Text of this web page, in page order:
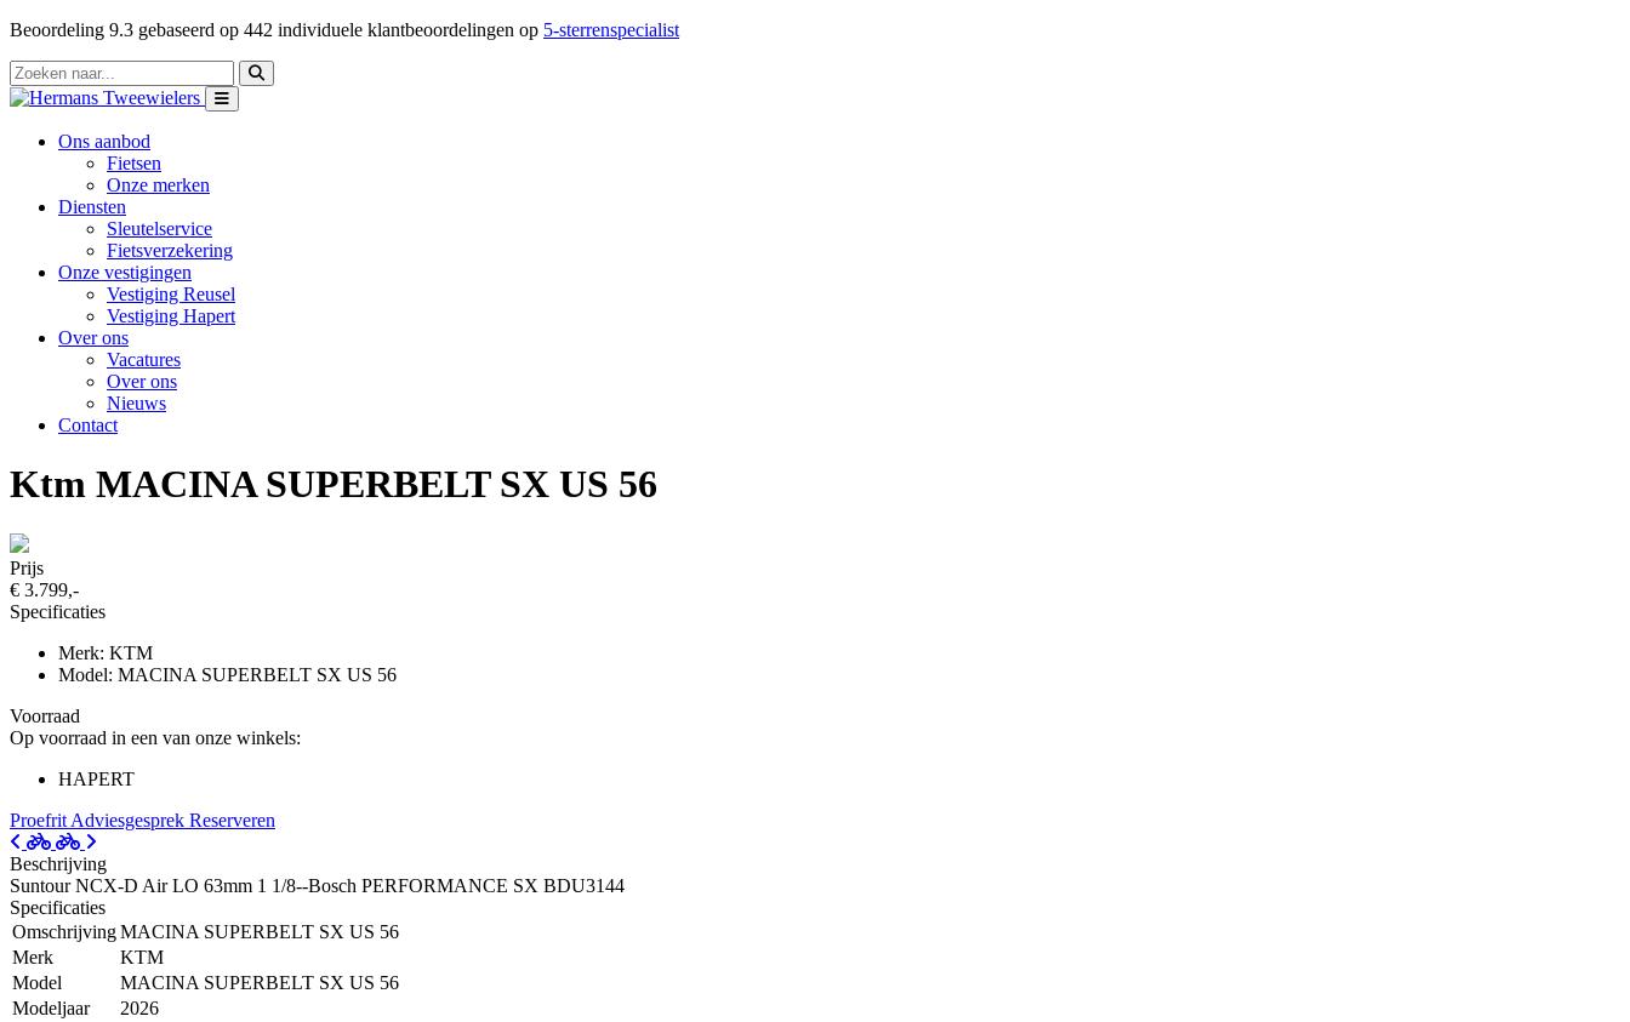
Beoordeling 9.3 gebaseerd op 442 individuele klantbeoordelingen op 5-sterrenspecialist
Ons aanbod
Fietsen
Onze merken
Diensten
Sleutelservice
Fietsverzekering
Onze vestigingen
Vestiging Reusel
Vestiging Hapert
Over ons
Vacatures
Over ons
Nieuws
Contact
Ktm MACINA SUPERBELT SX US 56
Prijs
€ 3.799,-
Specificaties
Merk: KTM
Model: MACINA SUPERBELT SX US 56
Voorraad
Op voorraad in een van onze winkels:
HAPERT
Proefrit Adviesgesprek Reserveren
Beschrijving
Suntour NCX-D Air LO 63mm 1 1/8--Bosch PERFORMANCE SX BDU3144
Specificaties
OmschrijvingMACINA SUPERBELT SX US 56
Merk
KTM
Model
MACINA SUPERBELT SX US 56
Modeljaar
2026